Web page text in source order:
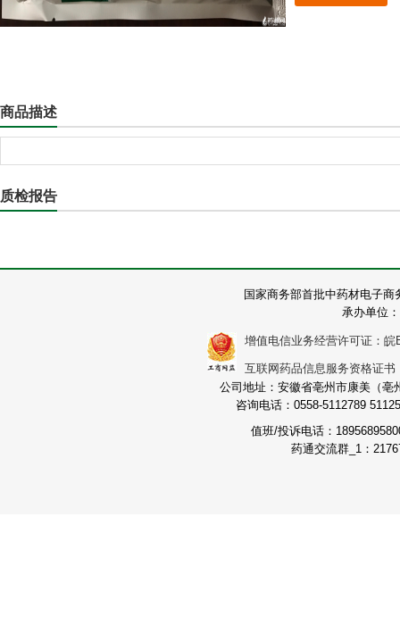
商品描述
质检报告
国家商务部首批中药材电子
承办单位
增值电信业务经营许可证：皖
互联网药品信息服务资格证
公司地址：安徽省亳州市康美（
咨询电话：0558-5112789
值班/投诉电话：
药通交流群_1：